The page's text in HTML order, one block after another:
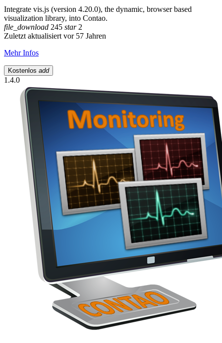
Integrate vis.js (version 4.20.0), the dynamic, browser based
visualization library, into Contao.
file_download 245 star2
Zuletzt aktualisiert vor 57 Jahren
Mehr Infos
Kostenlos add
1.4.0